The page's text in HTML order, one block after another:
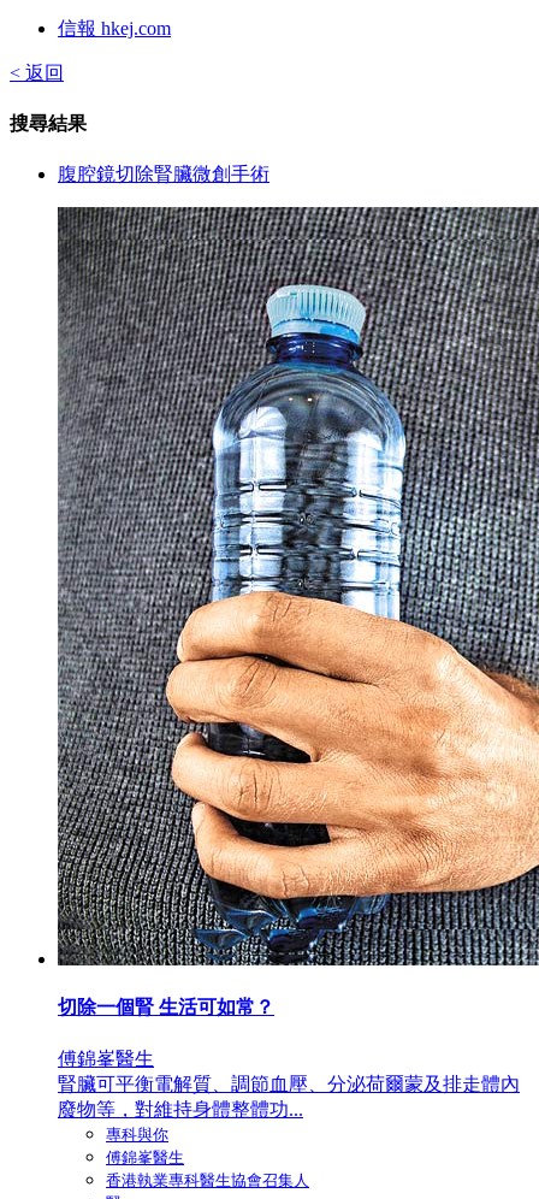
信報 hkej.com
< 返回
搜尋結果
腹腔鏡切除腎臟微創手術
切除一個腎 生活可如常？
傅錦峯醫生
腎臟可平衡電解質、調節血壓、分泌荷爾蒙及排走體內
廢物等，對維持身體整體功...
專科與你
傅錦峯醫生
香港執業專科醫生協會召集人